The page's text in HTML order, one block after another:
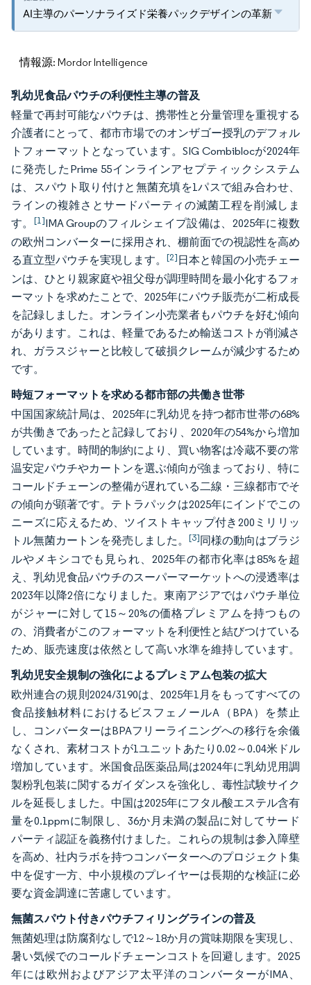
AI主導のパーソナライズド栄養パックデザインの革新
情報源: Mordor Intelligence
乳幼児食品パウチの利便性主導の普及
軽量で再封可能なパウチは、携帯性と分量管理を重視する
介護者にとって、都市市場でのオンザゴー授乳のデフォル
トフォーマットとなっています。SIG Combiblocが2024年
に発売したPrime 55インラインアセプティックシステム
は、スパウト取り付けと無菌充填を1パスで組み合わせ、
ラインの複雑さとサードパーティの滅菌工程を削減しま
す。 [1]IMA Groupのフィルシェイプ設備は、2025年に複数
の欧州コンバーターに採用され、棚前面での視認性を高め
る直立型パウチを実現します。 [2]日本と韓国の小売チェー
ンは、ひとり親家庭や祖父母が調理時間を最小化するフォ
ーマットを求めたことで、2025年にパウチ販売が二桁成長
を記録しました。オンライン小売業者もパウチを好む傾向
があります。これは、軽量であるため輸送コストが削減さ
れ、ガラスジャーと比較して破損クレームが減少するため
です。
時短フォーマットを求める都市部の共働き世帯
中国国家統計局は、2025年に乳幼児を持つ都市世帯の68%
が共働きであったと記録しており、2020年の54%から増加
しています。時間的制約により、買い物客は冷蔵不要の常
温安定パウチやカートンを選ぶ傾向が強まっており、特に
コールドチェーンの整備が遅れている二線・三線都市でそ
の傾向が顕著です。テトラパックは2025年にインドでこの
ニーズに応えるため、ツイストキャップ付き200ミリリッ
トル無菌カートンを発売しました。 [3]同様の動向はブラジ
ルやメキシコでも見られ、2025年の都市化率は85%を超
え、乳幼児食品パウチのスーパーマーケットへの浸透率は
2023年以降2倍になりました。東南アジアではパウチ単位
がジャーに対して15～20%の価格プレミアムを持つもの
の、消費者がこのフォーマットを利便性と結びつけている
ため、販売速度は依然として高い水準を維持しています。
乳幼児安全規制の強化によるプレミアム包装の拡大
欧州連合の規則2024/3190は、2025年1月をもってすべての
食品接触材料におけるビスフェノールA（BPA）を禁止
し、コンバーターはBPAフリーライニングへの移行を余儀
なくされ、素材コストが1ユニットあたり0.02～0.04米ドル
増加しています。米国食品医薬品局は2024年に乳幼児用調
製粉乳包装に関するガイダンスを強化し、毒性試験サイク
ルを延長しました。中国は2025年にフタル酸エステル含有
量を0.1ppmに制限し、36か月未満の製品に対してサード
パーティ認証を義務付けました。これらの規制は参入障壁
を高め、社内ラボを持つコンバーターへのプロジェクト集
中を促す一方、中小規模のプレイヤーは長期的な検証に必
要な資金調達に苦慮しています。
無菌スパウト付きパウチフィリングラインの普及
無菌処理は防腐剤なしで12～18か月の賞味期限を実現し、
暑い気候でのコールドチェーンコストを回避します。2025
年には欧州およびアジア太平洋のコンバーターがIMA、